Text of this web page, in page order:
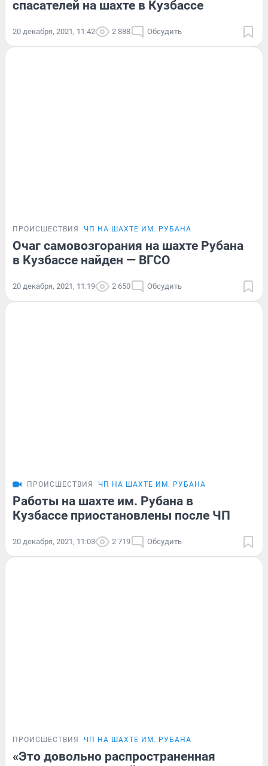
спасателей на шахте в Кузбассе
20 декабря, 2021, 11:42 2 888 Обсудить
ПРОИСШЕСТВИЯ ЧП НА ШАХТЕ ИМ. РУБАНА
Очаг самовозгорания на шахте Рубана
в Кузбассе найден — ВГСО
20 декабря, 2021, 11:19 2 650 Обсудить
ПРОИСШЕСТВИЯ ЧП НА ШАХТЕ ИМ. РУБАНА
Работы на шахте им. Рубана в
Кузбассе приостановлены после ЧП
20 декабря, 2021, 11:03 2 719 Обсудить
ПРОИСШЕСТВИЯ ЧП НА ШАХТЕ ИМ. РУБАНА
«Это довольно распространенная